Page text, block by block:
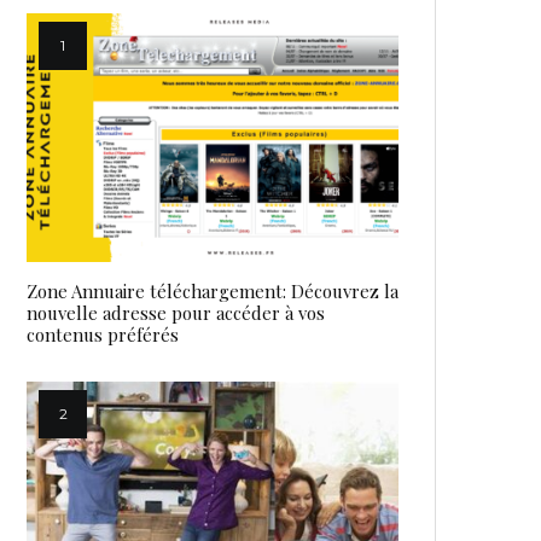
Zone Annuaire téléchargement: Découvrez la
nouvelle adresse pour accéder à vos
contenus préférés